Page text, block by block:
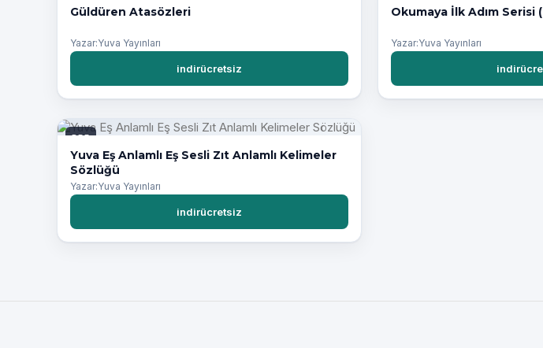
Güldüren Atasözleri
Yazar:Yuva Yayınları
indirücretsiz
Okumaya İlk Adım Serisi
Yazar:Yuva Yayınları
PDF
Yuva Eş Anlamlı Eş Sesli Zıt Anlamlı Kelimeler
Sözlüğü
Yazar:Yuva Yayınları
indirücretsiz